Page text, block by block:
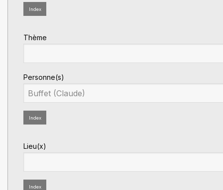
Index
Thème
Personne(s)
Index
Lieu(x)
Index